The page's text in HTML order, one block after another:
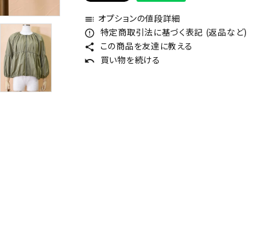
toc オプションの値段詳細
error_outline 特定商取引法に基づく表記 (返品など)
share この商品を友達に教える
undo 買い物を続ける